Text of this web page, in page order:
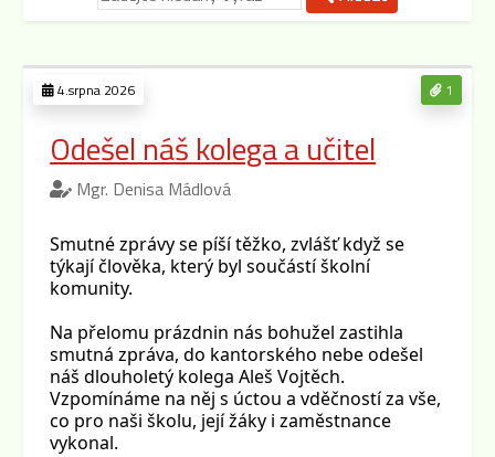
1
4.srpna 2026
Odešel náš kolega a učitel
Mgr. Denisa Mádlová
Smutné zprávy se píší těžko, zvlášť když se
týkají člověka, který byl součástí školní
komunity.
Na přelomu prázdnin nás bohužel zastihla
smutná zpráva, do kantorského nebe odešel
náš dlouholetý kolega Aleš Vojtěch.
Vzpomínáme na něj s úctou a vděčností za vše,
co pro naši školu, její žáky i zaměstnance
vykonal.